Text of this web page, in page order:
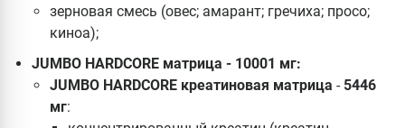
зерновая смесь (овес; амарант; гречиха; просо;
киноа);
JUMBO HARDCORE матрица - 10001 мг:
JUMBO HARDCORE креатиновая матрица - 5446
мг: